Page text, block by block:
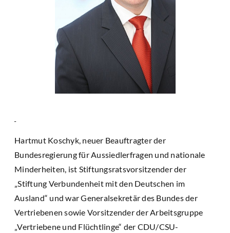
Hartmut Koschyk, neuer Beauftragter der
Bundesregierung für Aussiedlerfragen und nationale
Minderheiten, ist Stiftungsratsvorsitzender der
„Stiftung Verbundenheit mit den Deutschen im
Ausland“ und war Generalsekretär des Bundes der
Vertriebenen sowie Vorsitzender der Arbeitsgruppe
„Vertriebene und Flüchtlinge“ der CDU/CSU-